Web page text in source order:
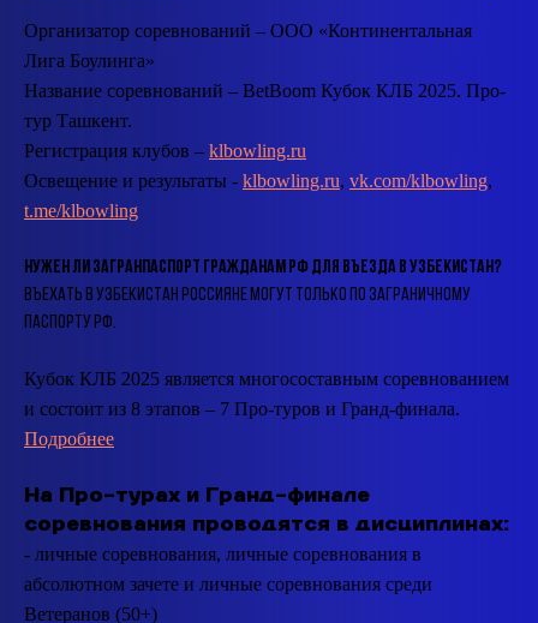
Организатор соревнований – ООО «Континентальная
Лига Боулинга»
Название соревнований – BetBoom Кубок КЛБ 2025. Про-
тур Ташкент.
Регистрация клубов – klbowling.ru
Освещение и результаты - klbowling.ru, vk.com/klbowling,
t.me/klbowling
Нужен ли загранпаспорт гражданам РФ для въезда в Узбекистан?
Въехать в Узбекистан россияне могут только по заграничному
паспорту РФ.
Кубок КЛБ 2025 является многосоставным соревнованием
и состоит из 8 этапов – 7 Про-туров и Гранд-финала.
Подробнее
На Про-турах и Гранд-финале
соревнования проводятся в дисциплинах:
- личные соревнования, личные соревнования в
абсолютном зачете и личные соревнования среди
Ветеранов (50+)